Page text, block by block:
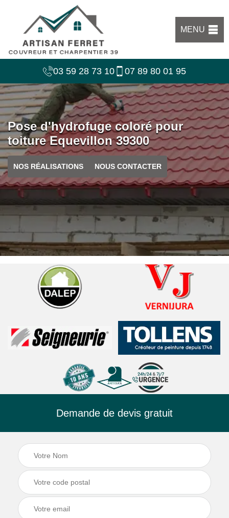
MENU
03 59 28 73 10 07 89 80 01 95
Pose d'hydrofuge coloré pour
toiture Equevillon 39300
NOS RÉALISATIONS NOUS CONTACTER
Demande de devis gratuit